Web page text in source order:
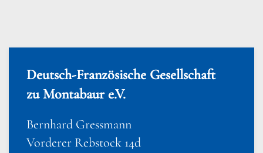
Deutsch-Französische Gesellschaft
zu Montabaur e.V.
Bernhard Gressmann
Vorderer Rebstock 14d